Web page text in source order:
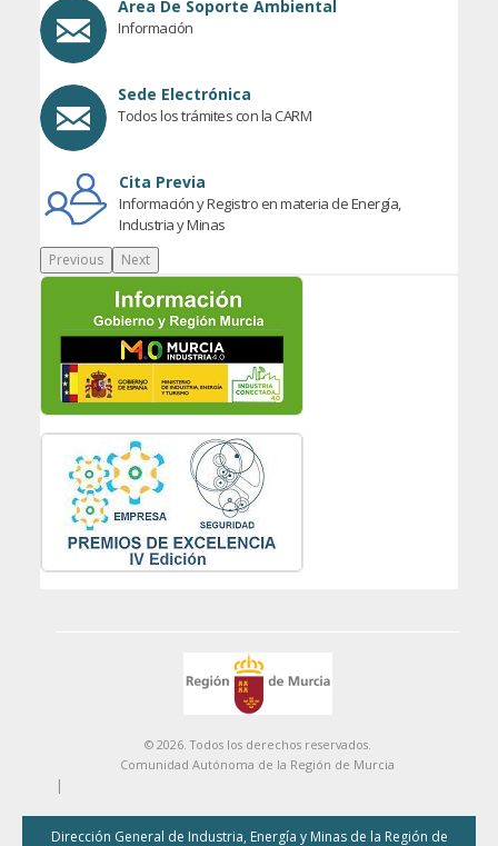
Área De Soporte Ambiental
Información
Sede Electrónica
Todos los trámites con la CARM
Cita Previa
Información y Registro en materia de Energía,
Industria y Minas
Previous Next
© 2026. Todos los derechos reservados.
Comunidad Autónoma de la Región de Murcia
|
Dirección General de Industria, Energía y Minas de la Región de